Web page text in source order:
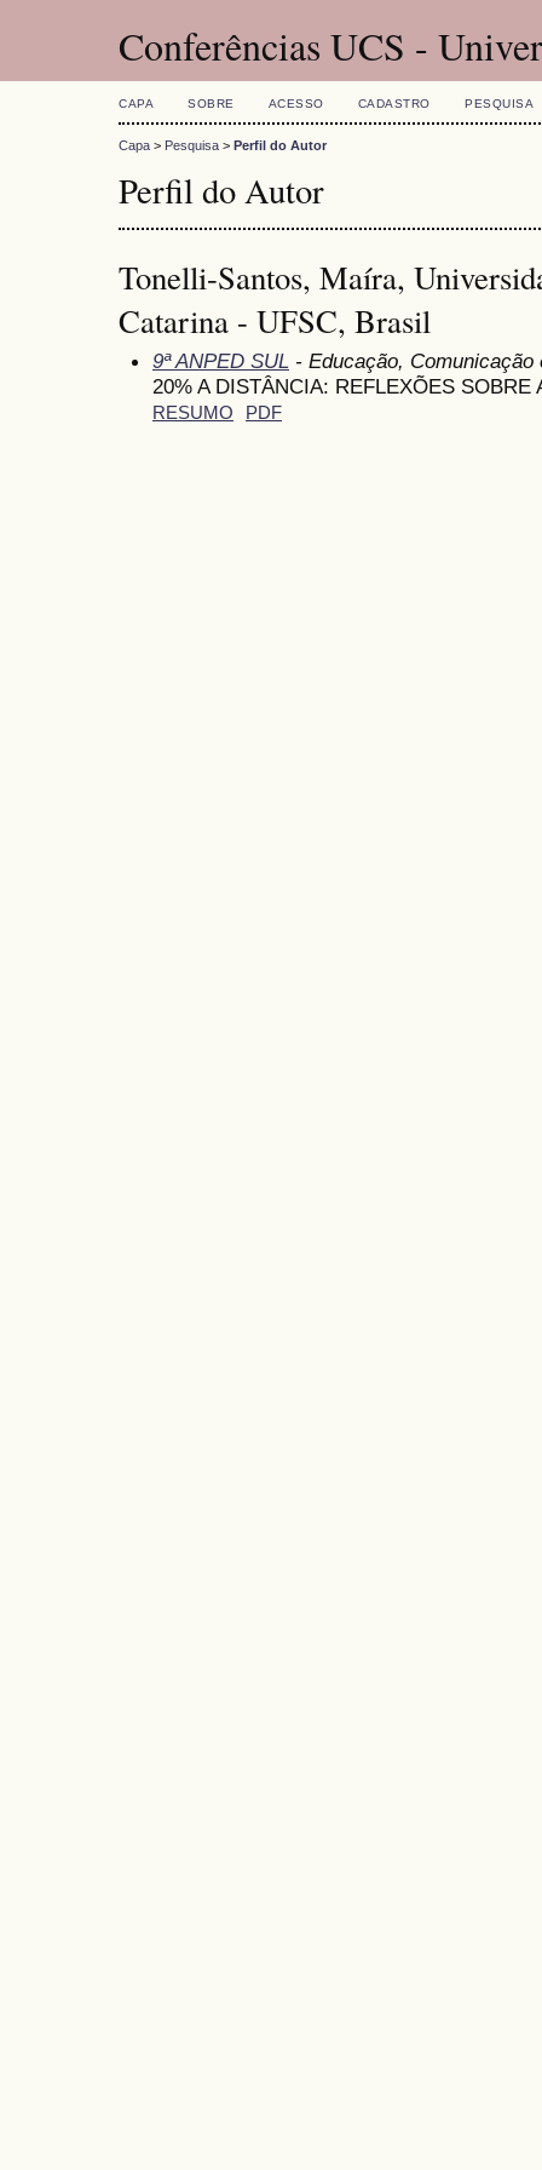
Conferências UCS -
CAPA SOBRE ACESSO CADASTRO PESQUISA
Capa > Pesquisa > Perfil do Autor
Perfil do Autor
Tonelli-Santos, Maíra,
Catarina - UFSC, Brasil
9ª ANPED SUL - Educação, Comunicação
20% A DISTÂNCIA: REFLEXÕES SOBRE
RESUMO PDF